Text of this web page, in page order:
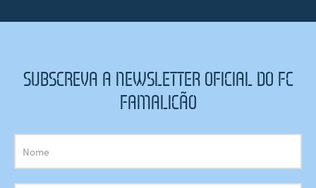
SUBSCREVA A NEWSLETTER OFICIAL DO FC
FAMALICÃO
Subscrição
Newsletter